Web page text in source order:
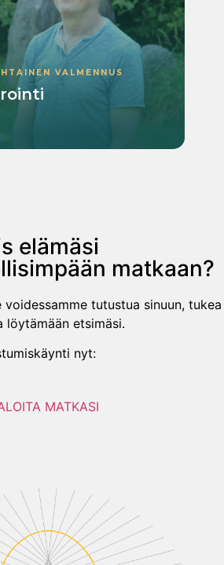
VALMENNUS
elämäsi
matkaan?
voidessamme tutustua sinuun, tukea
löytämään etsimäsi.
nyt:
MATKASI